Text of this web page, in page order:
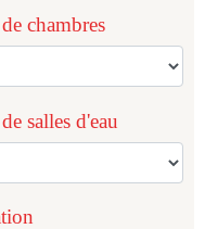
chambres
salles d'eau